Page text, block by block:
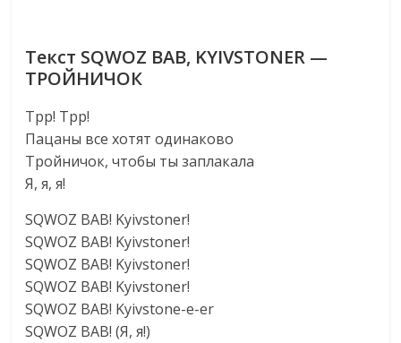
Текст SQWOZ BAB, KYIVSTONER —
ТРОЙНИЧОК
Трр! Трр!
Пацаны все хотят одинаково
Тройничок, чтобы ты заплакала
Я, я, я!
SQWOZ BAB! Kyivstoner!
SQWOZ BAB! Kyivstoner!
SQWOZ BAB! Kyivstoner!
SQWOZ BAB! Kyivstoner!
SQWOZ BAB! Kyivstone-e-er
SQWOZ BAB! (Я, я!)